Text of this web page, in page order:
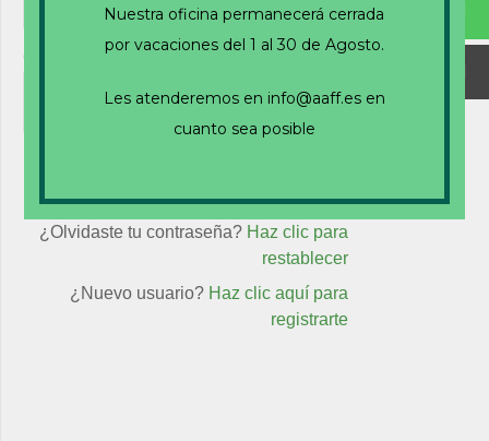
Contraseña
¿Olvidaste tu contraseña? Haz clic para
restablecer
¿Nuevo usuario? Haz clic aquí para
registrarte
Nuestra oficina permanecerá cerrada
por vacaciones del 1 al 30 de Agosto.
Les atenderemos en info@aaff.es en
cuanto sea posible